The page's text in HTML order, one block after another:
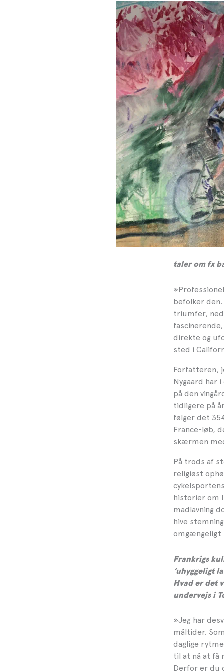
taler om fx
befolker
triumfer,
direkte og
sted i
Forfatteren,
Nygaard har
på den
tidligere på
følger det
France-løb,
skærmen
På trods af
religiøst
historier om
madlavning
hive
omgængeligt
Frankrigs
‘uhyggeligt
Hvad er det
undervejs i
»Jeg har
måltider.
daglige
til at nå at få
Derfor er du